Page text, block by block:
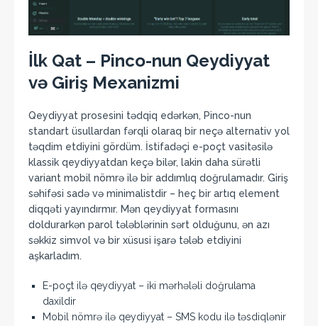
İlk Qat – Pinco-nun Qeydiyyat
və Giriş Mexanizmi
Qeydiyyat prosesini tədqiq edərkən, Pinco-nun
standart üsullardan fərqli olaraq bir neçə alternativ yol
təqdim etdiyini gördüm. İstifadəçi e-poçt vasitəsilə
klassik qeydiyyatdan keçə bilər, lakin daha sürətli
variant mobil nömrə ilə bir addımlıq doğrulamadır. Giriş
səhifəsi sadə və minimalistdir – heç bir artıq element
diqqəti yayındırmır. Mən qeydiyyat formasını
doldurarkən parol tələblərinin sərt olduğunu, ən azı
səkkiz simvol və bir xüsusi işarə tələb etdiyini
aşkarladım.
E-poçt ilə qeydiyyat – iki mərhələli doğrulama
daxildir
Mobil nömrə ilə qeydiyyat – SMS kodu ilə təsdiqlənir